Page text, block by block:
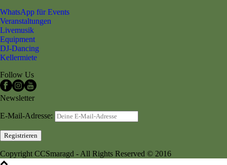
WhatsApp für Events
Veranstaltungen
Livemusik
Equipment
DJ-Dancing
Kellermiete
Follow Us
Newsletter
E-Mail-Adresse:
Copyright CCSmaragd - All Rights Reserved © 2016